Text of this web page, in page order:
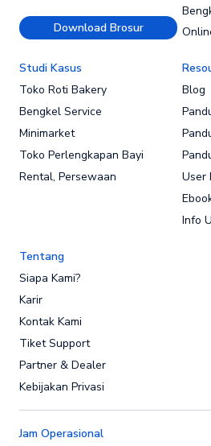
Download Brosur
Studi Kasus
Toko Roti Bakery
Bengkel Service
Minimarket
Toko Perlengkapan Bayi
Rental, Persewaan
Blog
User
Info
Tentang
Siapa Kami?
Karir
Kontak Kami
Tiket Support
Partner & Dealer
Kebijakan Privasi
Jam Operasional